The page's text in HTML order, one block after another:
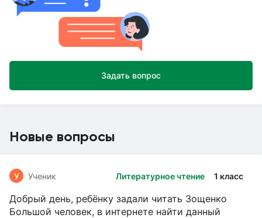
Задать вопрос
Новые вопросы
Литературное чтение 1 класс
У Ученик
Добрый день, ребёнку задали читать Зощенко
Большой человек, в интернете найти данный